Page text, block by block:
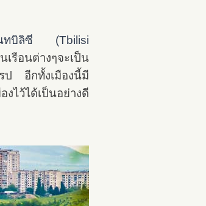
ทบิลิซี (Tbilisi
เรือนต่างๆจะเป็น
ป อีกทั้งเมืองนี้มี
ไว้ได้เป็นอย่างดี